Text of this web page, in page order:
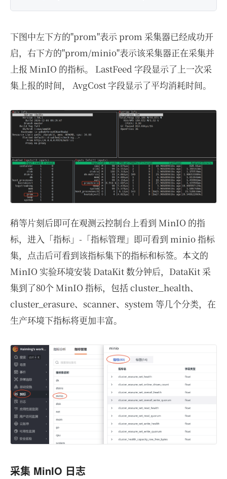
下图中左下方的"prom"表示 prom 采集器已经成功开
启，右下方的"prom/minio"表示该采集器正在采集并
上报 MinIO 的指标。 LastFeed 字段显示了上一次采
集上报的时间， AvgCost 字段显示了平均消耗时间。
稍等片刻后即可在观测云控制台上看到 MinIO 的指
标，进入「指标」-「指标管理」即可看到 minio 指标
集，点击后可看到该指标集下的指标和标签。本文的
MinIO 实验环境安装 DataKit 数分钟后，DataKit 采
集到了80个 MinIO 指标，包括 cluster_health、
cluster_erasure、scanner、system 等几个分类，在
生产环境下指标将更加丰富。
采集 MinIO 日志